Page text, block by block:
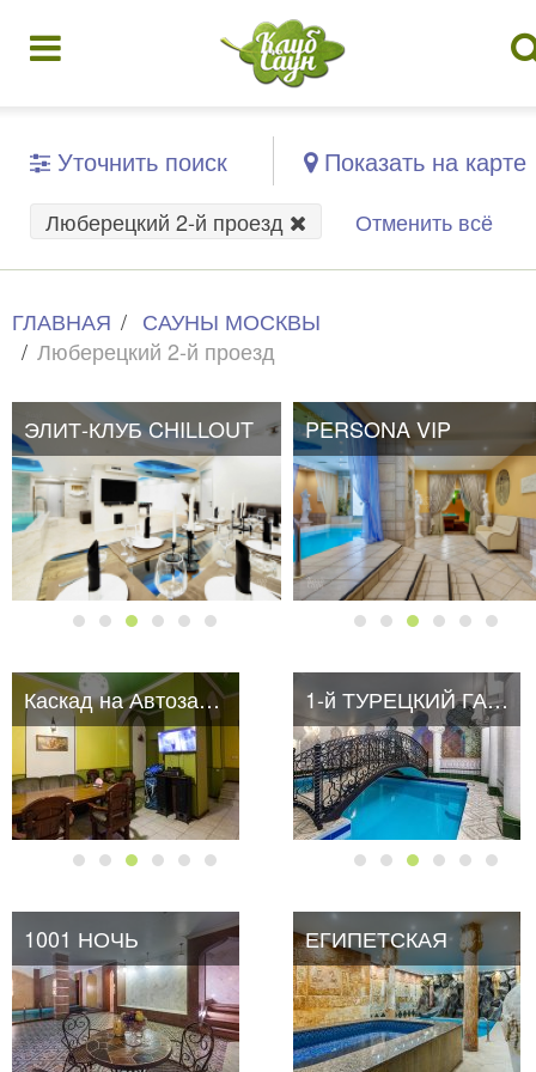
Уточнить поиск Показать на карте
Люберецкий 2-й проезд Отменить всё
ГЛАВНАЯ
САУНЫ МОСКВЫ
Люберецкий 2-й проезд
ЭЛИТ-КЛУБ CHILLOUT PERSONA VIP
PERSONA VIP
Каскад на Автозаводской 1-й ТУРЕЦКИЙ ГАМБИТ
1001 НОЧЬ ЕГИПЕТСКАЯ